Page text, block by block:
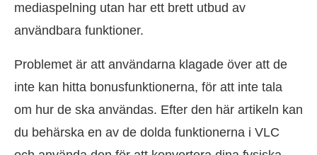
mediaspelning utan har ett brett utbud av
användbara funktioner.
Problemet är att användarna klagade över att de
inte kan hitta bonusfunktionerna, för att inte tala
om hur de ska användas. Efter den här artikeln kan
du behärska en av de dolda funktionerna i VLC